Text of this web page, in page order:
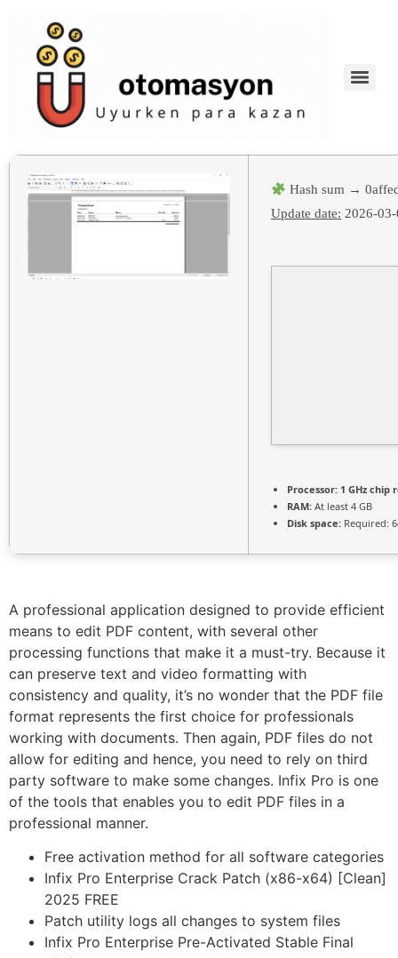
Hash sum →
Update date: 2026-
Processor: 1 GHz chip
RAM: At least 4 GB
Disk space: Required:
A professional application designed to provide efficient
means to edit PDF content, with several other
processing functions that make it a must-try. Because it
can preserve text and video formatting with
consistency and quality, it’s no wonder that the PDF file
format represents the first choice for professionals
working with documents. Then again, PDF files do not
allow for editing and hence, you need to rely on third
party software to make some changes. Infix Pro is one
of the tools that enables you to edit PDF files in a
professional manner.
Free activation method for all software categories
Infix Pro Enterprise Crack Patch (x86-x64) [Clean]
2025 FREE
Patch utility logs all changes to system files
Infix Pro Enterprise Pre-Activated Stable Final